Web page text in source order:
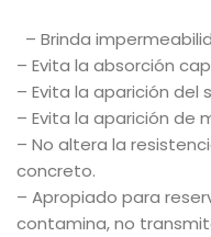
– Brinda
– Evita la absorción
– Evita la aparición del
– Evita la aparición de
– No altera la
concreto.
– Apropiado para
contamina, no